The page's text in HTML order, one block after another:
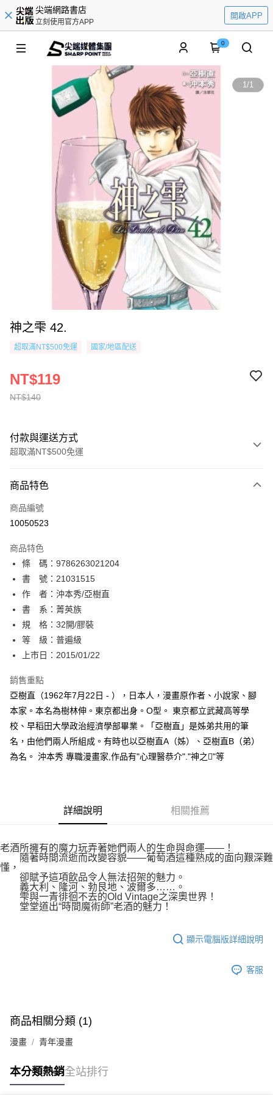
尖端網路書店
立刻使用官方APP
開啟APP
0
1/1
神之雫 42.
超取滿NT$500免運 國家/地區配送
NT$140
NT$119
付款與運送方式
超取滿NT$500免運
信用卡一次付款
超商取貨付款
相關說明
【關於「AFTEE先享後付」】
AFTEE先享後付是「在收到商品之後才付款」的支付方式。 讓您購物簡單
便利好安心！
１．簡單：不需註冊會員、不需綁卡、不需儲值。
２．便利：只要手機號碼，簡訊認證，即可結帳。
３．安心：先確認商品／服務後，再付款。
【「AFTEE先享後付」結帳流程】
１．於結帳方式選擇「AFTEE先享後付」後，將跳轉至「AFTEE先享後付」
２．訂單成立數日內，您將收到繳費通知簡訊。
ATM／網路銀行／等多元方式進行付款，方視為交易完成。
※ 請注意：結帳手續完成當下不需立刻繳費，但若您需要取消訂單，請聯絡
購買商品的店家。未經商家同意取消之訂單仍視為有效，需透過AFTEE先享
後付繳納相關費用。
※ 交易是否成功請以「AFTEE先享後付 」之結帳頁面顯示為準，若有關於
是否繳費成功／繳費後需取消欲退款等相關疑問，請聯繫「AFTEE先享後付
易，需依本服務之必要範圍內提供個人資料，並將交易相關給付款項請求債
https://aftee.tw/terms/#terms3
３．未成年的使用者請事先徵得法定代理人或監護人之同意方可使用
「AFTEE先享後付」，若未經同意申辦者引起之損失，本公司不負相關責
任。
４．使用「AFTEE先享後付」時，將依據個別帳號之用戶狀況，依本公司即
時審查核予不同之上限額度；若仍有額度不足之情形，本公司將視審查結果
請求用戶進行身份認證。
ATM付款
運送方式
全家取貨付款
每筆NT$80，滿NT$500(含以上)免運費
每筆NT$80，滿NT$500(含以上)免運費
每筆NT$80，滿NT$500(含以上)免運費
付款後萊爾富取貨
每筆NT$80，滿NT$500(含以上)免運費
付款後7-11取貨
宅配
每筆NT$100，滿NT$800(含以上)免運費
國家/地區配送
商品特色
商品編號
10050523
商品特色
條 碼：9786263021204
書 號：21031515
作 者：沖本秀/亞樹直
書 系：菁英族
規 格：32開/膠裝
等 級：普遍級
上市日：2015/01/22
銷售重點
亞樹直（1962年7月22日 - ），日本人，漫畫原作者、小說家、腳
本家。本名為樹林伸。東京都出身。O型。 東京都立武藏高等學
校、早稻田大學政治經濟學部畢業。「亞樹直」是姊弟共用的筆
名，由他們兩人所組成。有時也以亞樹直A（姊）、亞樹直B（弟）
為名。 沖本秀 專職漫畫家,作品有"心理醫恭介"."神之"等
詳細說明 相關推薦
老酒所擁有的魔力玩弄著她們兩人的生命與命運——！
隨著時間流逝而改變容貌——葡萄酒這種熟成的面向艱深難
懂，
卻賦予這項飲品令人無法招架的魅力。
義大利、隆河、勃艮地、波爾多……。
雫與一青徘徊不去的Old Vintage之深奧世界！
堂堂道出“時間魔術師”老酒的魅力！
顯示電腦版詳細說明
客服
商品相關分類 (1)
漫畫 青年漫畫
本分類熱銷全站排行